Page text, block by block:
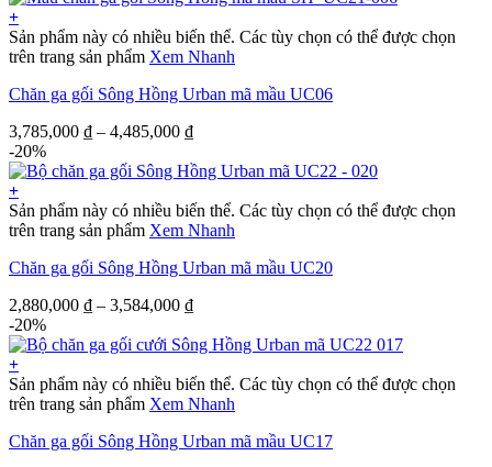
+
Sản phẩm này có nhiều biến thể. Các tùy chọn có thể được chọn
trên trang sản phẩm Xem Nhanh
Chăn ga gối Sông Hồng Urban mã mầu UC06
3,785,000 ₫ – 4,485,000 ₫
-20%
+
Sản phẩm này có nhiều biến thể. Các tùy chọn có thể được chọn
trên trang sản phẩm Xem Nhanh
Chăn ga gối Sông Hồng Urban mã mầu UC20
2,880,000 ₫ – 3,584,000 ₫
-20%
+
Sản phẩm này có nhiều biến thể. Các tùy chọn có thể được chọn
trên trang sản phẩm Xem Nhanh
Chăn ga gối Sông Hồng Urban mã mầu UC17